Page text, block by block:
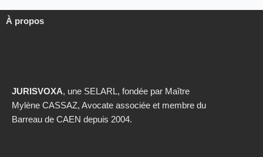
À propos
JURISVOXA, une SELARL, fondée par Maître
Mylène CASSAZ, Avocate associée et membre du
Barreau de CAEN depuis 2004.